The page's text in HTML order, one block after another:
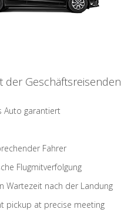
der Geschäftsreisenden
Auto garantiert
Fahrer
Flugmitverfolgung
Wartezeit nach der Landung
pickup at precise meeting